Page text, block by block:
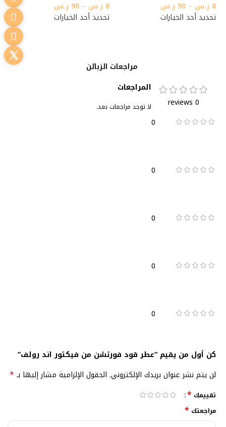
8 ر.س –
90 ر.س
تحديد أحد الخيارات
8 ر.س –
90 ر.س
تحديد أحد الخيارات
مراجعات الزبائن
0 reviews
0
0
0
0
0
المراجعات
لا توجد مراجعات بعد.
كن أول من يقيم “عطر قود فورتشن من فيكتور اند رولف”
لن يتم نشر عنوان بريدك الإلكتروني. الحقول الإلزامية مشار إليها بـ *
تقييمك *
مراجعتك *